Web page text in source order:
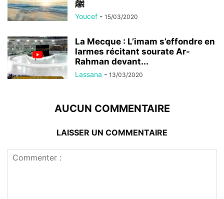
ﷺ
Youcef - 15/03/2020
La Mecque : L’imam s’effondre en
larmes récitant sourate Ar-
Rahman devant...
Lassana - 13/03/2020
AUCUN COMMENTAIRE
LAISSER UN COMMENTAIRE